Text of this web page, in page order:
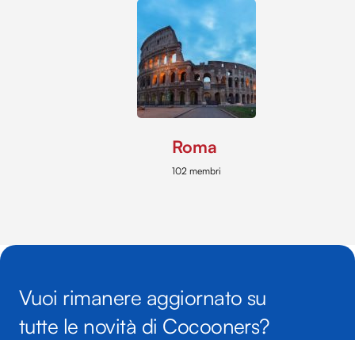
Roma
102 membri
Vuoi rimanere aggiornato su
tutte le novità di Cocooners?